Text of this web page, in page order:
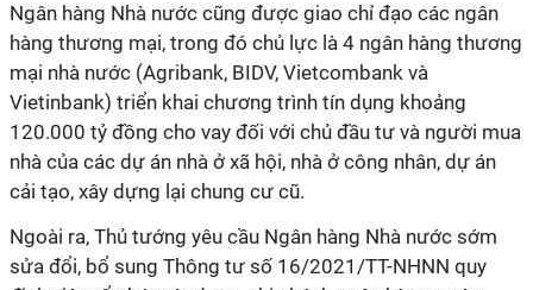
Ngân hàng Nhà nước cũng được giao chỉ đạo các ngân
hàng thương mại, trong đó chủ lực là 4 ngân hàng thương
mại nhà nước (Agribank, BIDV, Vietcombank và
Vietinbank) triển khai chương trình tín dụng khoảng
120.000 tỷ đồng cho vay đối với chủ đầu tư và người mua
nhà của các dự án nhà ở xã hội, nhà ở công nhân, dự án
cải tạo, xây dựng lại chung cư cũ.
Ngoài ra, Thủ tướng yêu cầu Ngân hàng Nhà nước sớm
sửa đổi, bổ sung Thông tư số 16/2021/TT-NHNN quy